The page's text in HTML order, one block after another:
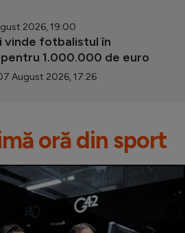
2026, 19:00
vinde fotbalistul în
1.000.000 de euro
August 2026, 17:26
oră din sport